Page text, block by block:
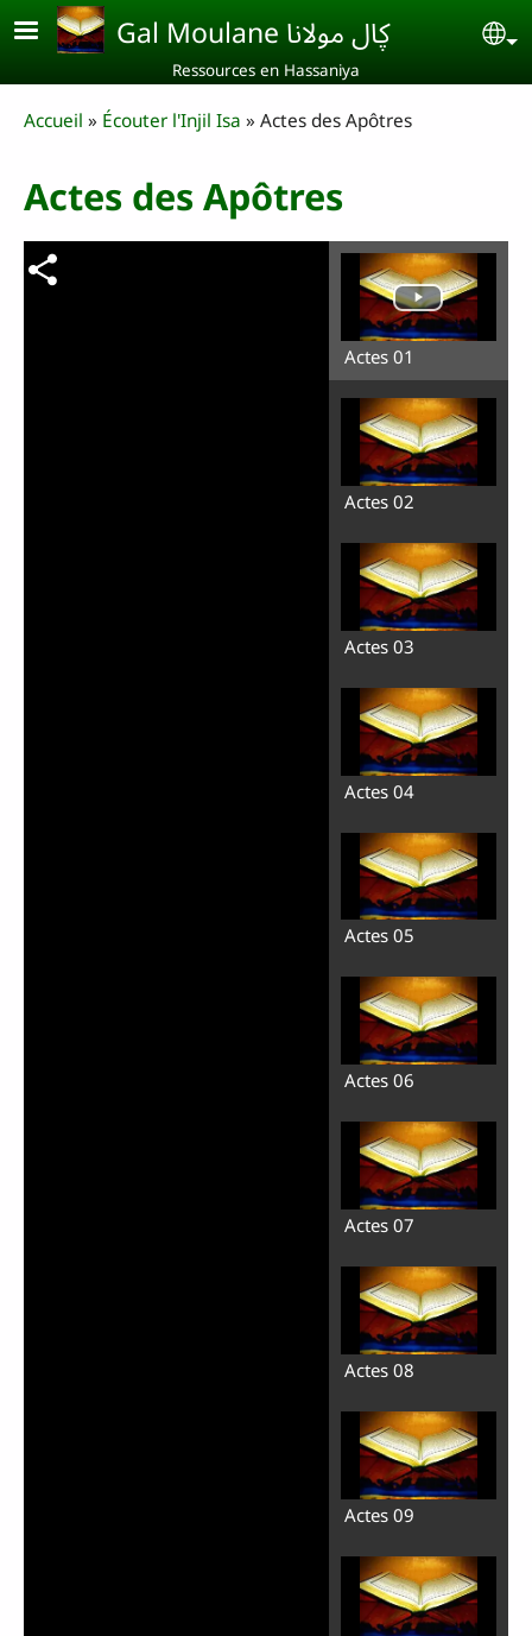
Aller au contenu principal Gal Moulane ڮال مولانا
Ressources en Hassaniya
Breadcrumb
Accueil Écouter l'Injil Isa Actes des Apôtres
Actes des Apôtres
Actes 01
Actes 02
Actes 03
Actes 04
Actes 05
Actes 06
Actes 07
Actes 08
Actes 09